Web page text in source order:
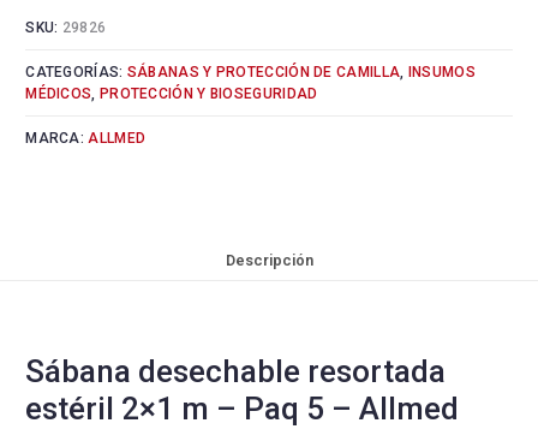
SKU: 29826
CATEGORÍAS: SÁBANAS Y PROTECCIÓN DE CAMILLA,
INSUMOS
MÉDICOS, PROTECCIÓN Y BIOSEGURIDAD
MARCA:ALLMED
Descripción
Sábana desechable resortada
estéril 2×1 m – Paq 5 – Allmed